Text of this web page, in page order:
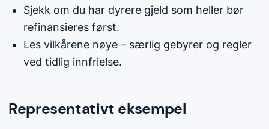
Sjekk om du har dyrere gjeld som heller bør
refinansieres først.
Les vilkårene nøye – særlig gebyrer og regler
ved tidlig innfrielse.
Representativt eksempel